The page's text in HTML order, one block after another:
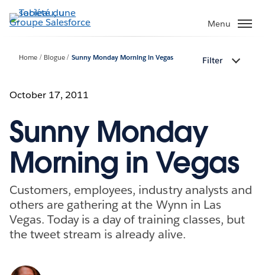
Aller
au
Menu
Home Blogue Sunny Monday Morning in Vegas Filter
October 17, 2011
Sunny Monday
Morning in Vegas
Customers, employees, industry analysts and
others are gathering at the Wynn in Las
Vegas. Today is a day of training classes, but
the tweet stream is already alive.